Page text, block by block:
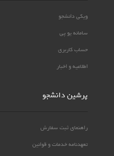
ویکی دانشجو
سامانه یو پی
حساب کاربری
اطلاعیه و اخبار
پرشین دانشجو
راهنمای ثبت سفارش
تعهدنامه خدمات و قوانین